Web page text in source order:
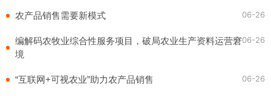
农产品销售需要新模式 06-26
编解码农牧业综合性服务项目，破局农业生产资料运营窘
境
06-26
“互联网+可视农业”助力农产品销售 06-26